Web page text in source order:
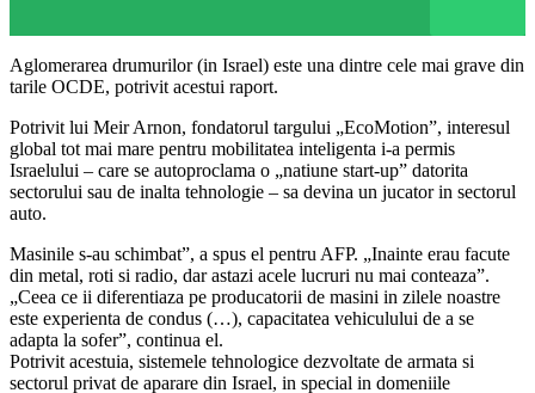
Aglomerarea drumurilor (in Israel) este una dintre cele mai grave din
tarile OCDE, potrivit acestui raport.
Potrivit lui Meir Arnon, fondatorul targului „EcoMotion”, interesul
global tot mai mare pentru mobilitatea inteligenta i-a permis
Israelului – care se autoproclama o „natiune start-up” datorita
sectorului sau de inalta tehnologie – sa devina un jucator in sectorul
auto.
Masinile s-au schimbat”, a spus el pentru AFP. „Inainte erau facute
din metal, roti si radio, dar astazi acele lucruri nu mai conteaza”.
„Ceea ce ii diferentiaza pe producatorii de masini in zilele noastre
este experienta de condus (…), capacitatea vehiculului de a se
adapta la sofer”, continua el.
Potrivit acestuia, sistemele tehnologice dezvoltate de armata si
sectorul privat de aparare din Israel, in special in domeniile